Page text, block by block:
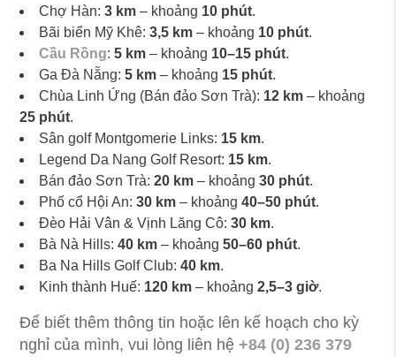
Chợ Hàn:3 km – khoảng 10 phút.
Bãi biển Mỹ Khê:3,5 km – khoảng 10 phút.
Cầu Rồng:5 km – khoảng 10–15 phút.
Ga Đà Nẵng:5 km – khoảng 15 phút.
Chùa Linh Ứng (Bán đảo Sơn Trà): 12 km – khoảng
25 phút.
Sân golf Montgomerie Links: 15 km.
Legend Da Nang Golf Resort: 15 km.
Bán đảo Sơn Trà:20 km – khoảng30 phút.
Phố cổ Hội An:30 km – khoảng40–50 phút.
Đèo Hải Vân & Vịnh Lăng Cô:30 km.
Bà Nà Hills:40 km – khoảng50–60 phút.
Ba Na Hills Golf Club:40 km.
Kinh thành Huế: 120 km – khoảng2,5–3 giờ.
Để biết thêm thông tin hoặc lên kế hoạch cho kỳ
nghỉ của mình, vui lòng liên hệ+84 (0) 236 379